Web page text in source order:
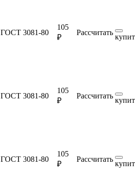
ГОСТ 3081-80
105
₽
Рассчитать
ГОСТ 3081-80
105
₽
Рассчитать
ГОСТ 3081-80
105
₽
Рассчитать